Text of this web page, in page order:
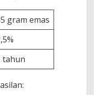
gram emas
tahun